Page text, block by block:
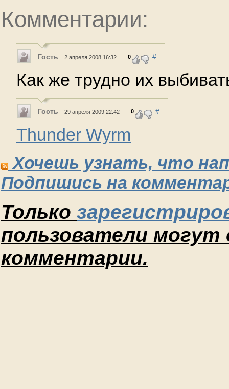
Комментарии:
Гость 2 апреля 2008 16:32 0 #
Как же трудно их
Гость 29 апреля 2009 22:42 0 #
Thunder Wyrm
Хочешь узнать, что
Подпишись на
Только
пользователи
комментарии.